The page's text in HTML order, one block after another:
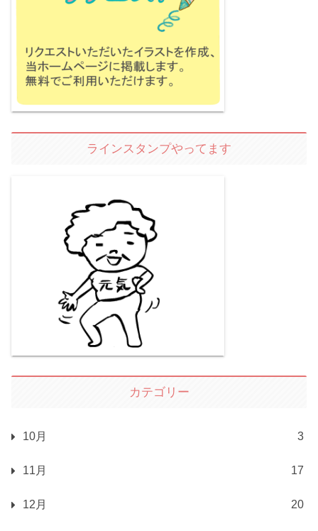
ラインスタンプやってます
カテゴリー
10月 3
11月 17
12月 20